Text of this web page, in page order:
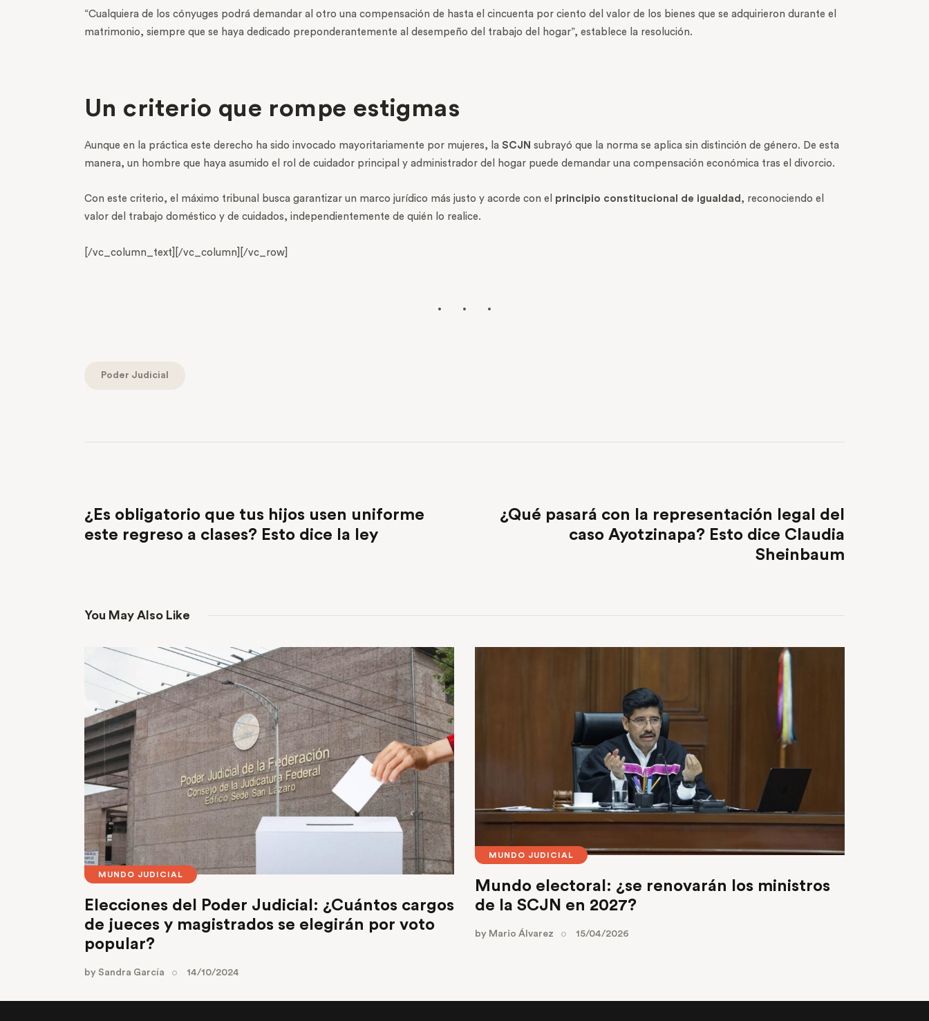
“Cualquiera de los cónyuges podrá demandar al otro una compensación de hasta el cincuenta por ciento del valor de los bienes que se adquirieron durante el
matrimonio, siempre que se haya dedicado preponderantemente al desempeño del trabajo del hogar”, establece la resolución.
Un criterio que rompe estigmas
Aunque en la práctica este derecho ha sido invocado mayoritariamente por mujeres, la SCJN subrayó que la norma se aplica sin distinción de género. De esta
manera, un hombre que haya asumido el rol de cuidador principal y administrador del hogar puede demandar una compensación económica tras el divorcio.
Con este criterio, el máximo tribunal busca garantizar un marco jurídico más justo y acorde con el principio constitucional de igualdad , reconociendo el
valor del trabajo doméstico y de cuidados, independientemente de quién lo realice.
[/vc_column_text][/vc_column][/vc_row]
Poder Judicial
¿Es obligatorio que tus hijos usen uniforme
este regreso a clases? Esto dice la ley
¿Qué pasará con la representación legal del
caso Ayotzinapa? Esto dice Claudia
Sheinbaum
You May Also Like
MUNDO JUDICIAL
Elecciones del Poder Judicial: ¿Cuántos cargos
de jueces y magistrados se elegirán por voto
popular?
by Sandra García 14/10/2024
MUNDO JUDICIAL
Mundo electoral: ¿se renovarán los ministros
de la SCJN en 2027?
by Mario Álvarez 15/04/2026